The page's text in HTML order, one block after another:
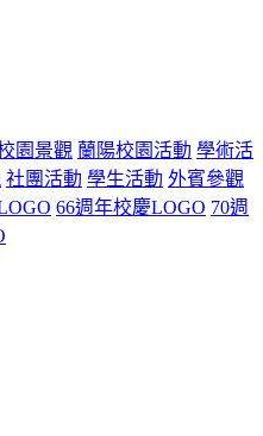
園景觀 蘭陽校園活動 學術活
社團活動 學生活動 外賓參觀
66週年校慶LOGO 70週